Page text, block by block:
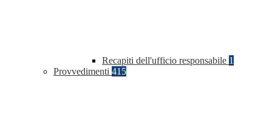
Recapiti dell'ufficio responsabile 1
Provvedimenti 415